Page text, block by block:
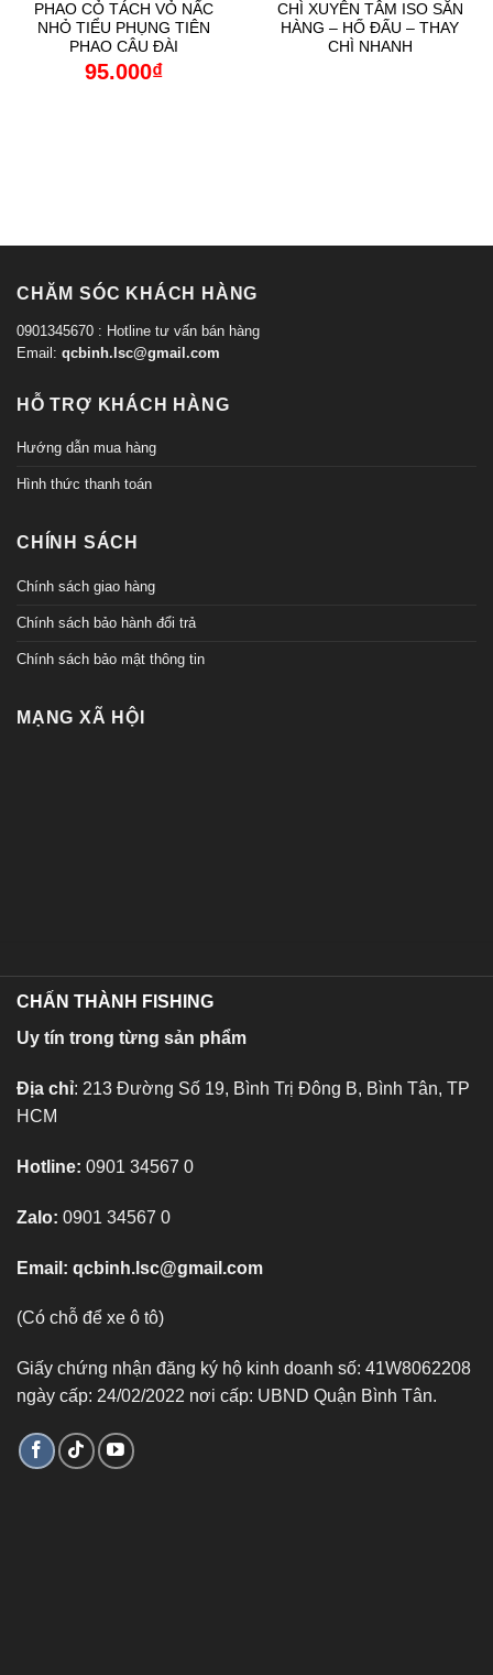
PHAO CỎ TÁCH VỎ NẤC
NHỎ TIỂU PHỤNG TIÊN
PHAO CÂU ĐÀI
95.000₫
CHÌ XUYÊN TÂM ISO SĂN
HÀNG – HỐ ĐẤU – THAY
CHÌ NHANH
CHĂM SÓC KHÁCH HÀNG
0901345670 : Hotline tư vấn bán hàng
Email: qcbinh.lsc@gmail.com
HỖ TRỢ KHÁCH HÀNG
Hướng dẫn mua hàng
Hình thức thanh toán
CHÍNH SÁCH
Chính sách giao hàng
Chính sách bảo hành đổi trả
Chính sách bảo mật thông tin
MẠNG XÃ HỘI
CHẤN THÀNH FISHING
Uy tín trong từng sản phẩm
Địa chỉ: 213 Đường Số 19, Bình Trị Đông B, Bình Tân, TP
HCM
Hotline: 0901 34567 0
Zalo: 0901 34567 0
Email: qcbinh.lsc@gmail.com
(Có chỗ để xe ô tô)
Giấy chứng nhận đăng ký hộ kinh doanh số: 41W8062208
ngày cấp: 24/02/2022 nơi cấp: UBND Quận Bình Tân.